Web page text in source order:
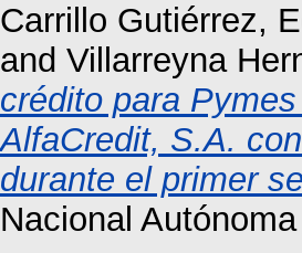
Carrillo Gutiérrez,
and Villarreyna
crédito para
AlfaCredit, S.A.
durante el primer
Nacional